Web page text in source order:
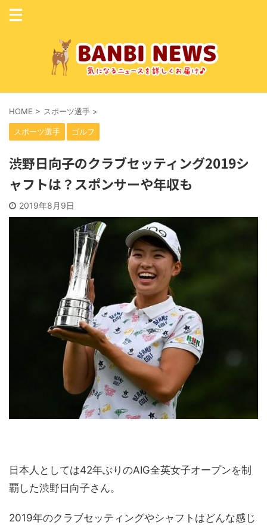
HOME > スポーツ選手 >
スポーツ選手 ゴルフ
渋野日向子のクラブセッティング2019シ
ャフトは？スポンサーや年収も
2019年8月9日
日本人としては42年ぶりのAIG全英女子オープンを制
覇した渋野日向子さん。
2019年のクラブセッティングやシャフトはどんな感じ